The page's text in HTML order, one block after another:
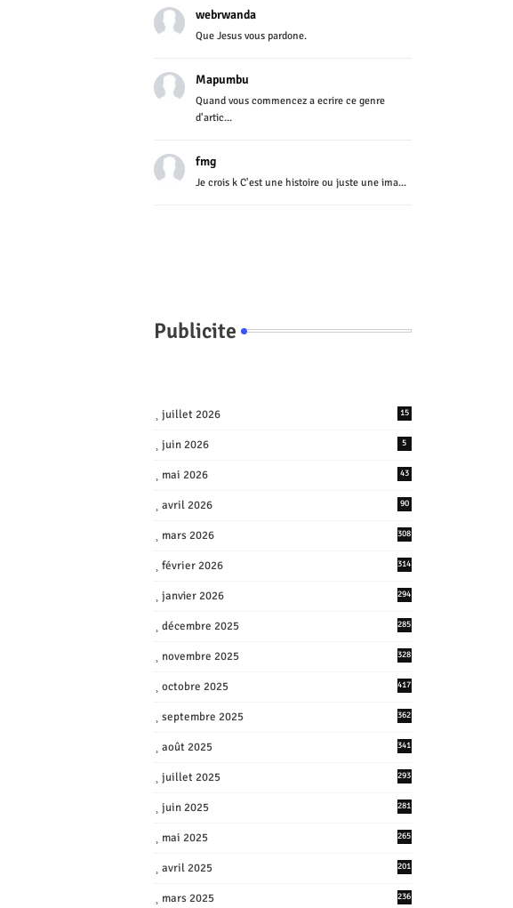
webrwanda
Que Jesus vous pardone.
Mapumbu
Quand vous commencez a ecrire ce genre
d'artic...
fmg
Je crois k C'est une histoire ou juste une ima...
Publicite
juillet 2026 15
juin 2026 5
mai 2026 43
avril 2026 90
mars 2026 308
février 2026 314
janvier 2026 294
décembre 2025 285
novembre 2025 328
octobre 2025 417
septembre 2025 362
août 2025 341
juillet 2025 293
juin 2025 281
mai 2025 265
avril 2025 201
mars 2025 236